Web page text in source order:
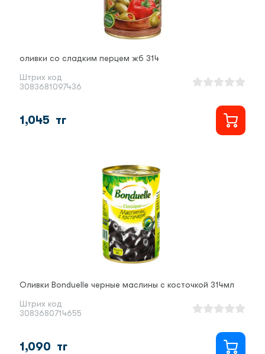
оливки со сладким перцем жб 314
Штрих код
3083681097436
1,045 тг
Оливки Bonduelle черные маслины с косточкой 314мл
Штрих код
3083680714655
1,090 тг